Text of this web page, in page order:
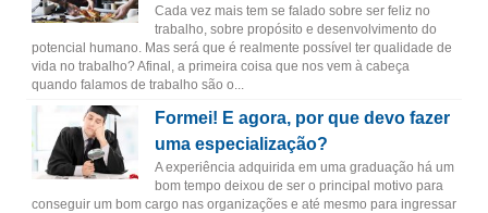
Cada vez mais tem se falado sobre ser feliz no
trabalho, sobre propósito e desenvolvimento do
potencial humano. Mas será que é realmente possível ter qualidade de
vida no trabalho? Afinal, a primeira coisa que nos vem à cabeça
quando falamos de trabalho são o...
Formei! E agora, por que devo fazer
uma especialização?
A experiência adquirida em uma graduação há um
bom tempo deixou de ser o principal motivo para
conseguir um bom cargo nas organizações e até mesmo para ingressar